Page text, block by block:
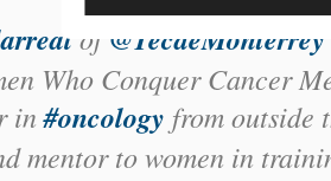
of @TecdeMonterrey
Who Conquer Cancer
in#oncology from outside
mentor to women in